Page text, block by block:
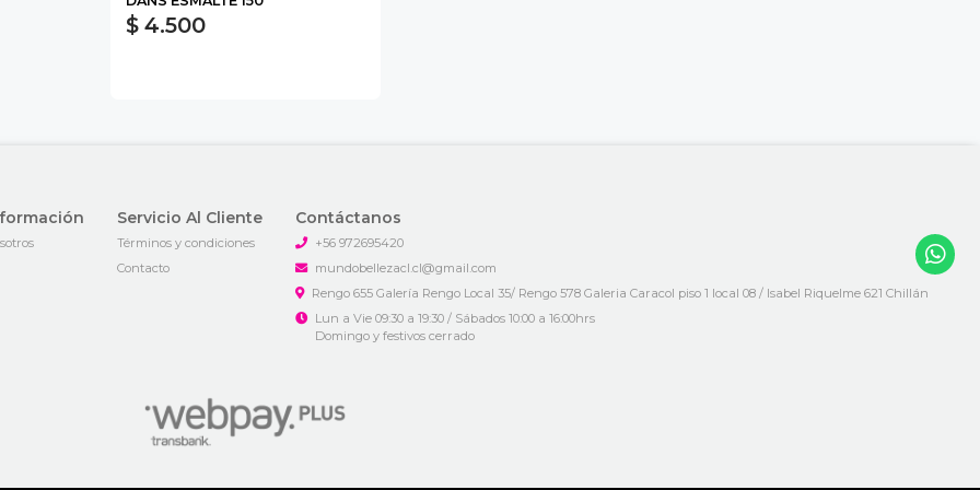
$ 4.500
Servicio Al Cliente
Términos y condiciones
Contacto
Contáctanos
+56 972695420
mundobellezacl.cl@gmail.com
Rengo 655 Galería Rengo Local 35/ Rengo 578 Galeria Caracol piso 1 local 08 / Isabel Riquelme 621 Chillán
Lun a Vie 09:30 a 19:30 / Sábados 10:00 a 16:00hrs
Domingo y festivos cerrado